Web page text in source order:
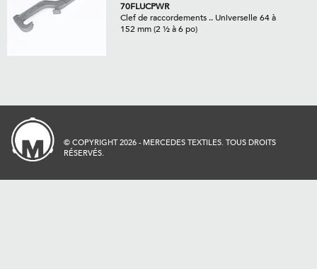
70FLUCPWR
Clef de raccordements .. Universelle 64 à
152 mm (2 ½ à 6 po)
© COPYRIGHT 2026 - MERCEDES TEXTILES. TOUS DROITS
RÉSERVÉS.